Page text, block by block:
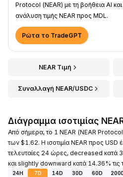
Protocol (NEAR) με τη βοήθεια AI
ανάλυση τιμής NEAR προς MDL.
Ρώτα το TradeGPT
NEAR Τιμή
Συναλλαγή NEAR/USDC
Διάγραμμα ισοτιμίας
Από σήμερα, το 1 NEAR (NEAR
των $1.62. Η ισοτιμία NEAR προς USD
τελευταίες 24 ώρες, decreased κατά
και slightly downward κατά 14.36% τις
24H 7D 14D 30D 60D